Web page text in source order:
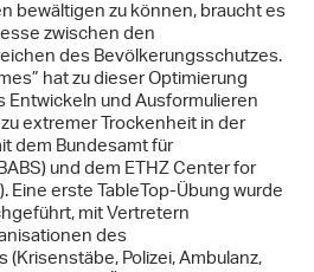
bewältigen zu können, braucht es
zwischen den
des Bevölkerungsschutzes.
hat zu dieser Optimierung
und Ausformulieren
extremer Trockenheit in der
dem Bundesamt für
und dem ETHZ Center for
Eine erste TableTop-Übung wurde
mit Vertretern
des
Polizei, Ambulanz,